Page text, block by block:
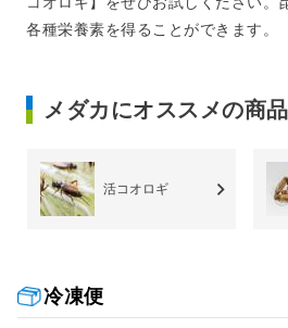
冷凍便
各種栄養素を得ることができます。
メダカにオススメの商品
活コオロギ